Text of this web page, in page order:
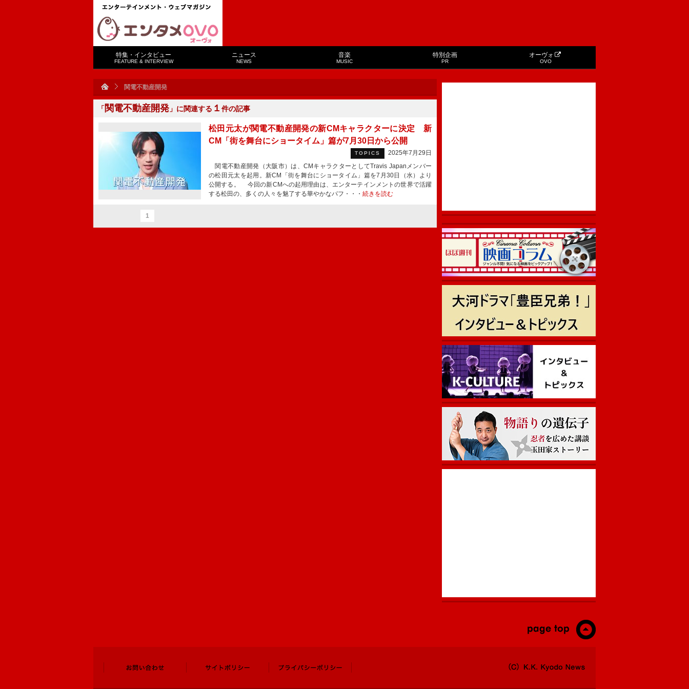
特集・インタビュー
FEATURE & INTERVIEW
ニュース
NEWS
音楽
MUSIC
特別企画
PR
オーヴォ
OVO
関電不動産開発
「関電不動産開発 」に関連する １ 件の記事
松田元太が関電不動産開発の新CMキャラクターに決定 新
CM「街を舞台にショータイム」篇が7月30日から公開
TOPICS
2025年7月29日
関電不動産開発（大阪市）は、CMキャラクターとしてTravis Japanメンバー
の松田元太を起用。新CM「街を舞台にショータイム」篇を7月30日（水）より
公開する。 今回の新CMへの起用理由は、エンターテインメントの世界で活躍
する松田の、多くの人々を魅了する華やかなパフ・・・ 続きを読む
1